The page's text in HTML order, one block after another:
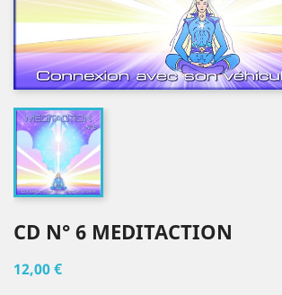
CD N° 6 MEDITACTION
12,00 €